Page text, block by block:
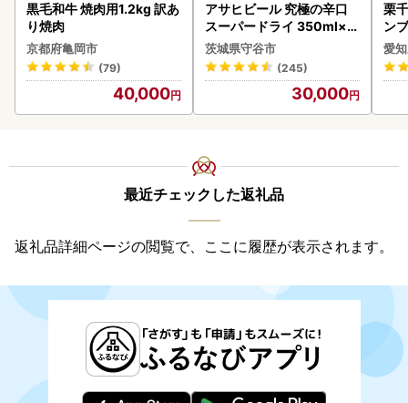
黒毛和牛 焼肉用1.2kg 訳あ
り焼肉
京都府亀岡市
(79)
40,000
アサヒビール 究極の辛口
スーパードライ 350ml×4
8本 ビール
茨城県守谷市
(245)
30,000
栗
ン
デ
愛
最近チェックした返礼品
返礼品詳細ページの閲覧で、ここに履歴が表示されます。